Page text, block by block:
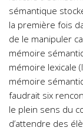
sémantique
la première fois
de le manipuler
mémoire
mémoire lexicale
mémoire
faudrait six
le plein sens du
d’attendre des